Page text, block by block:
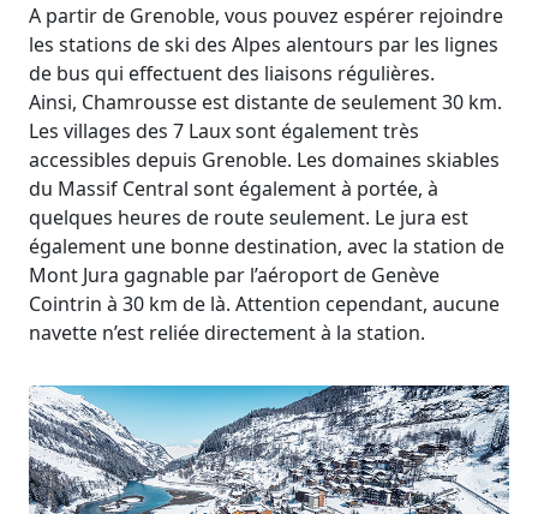
A partir de Grenoble, vous pouvez espérer rejoindre
les stations de ski des Alpes alentours par les lignes
de bus qui effectuent des liaisons régulières.
Ainsi, Chamrousse est distante de seulement 30 km.
Les villages des 7 Laux sont également très
accessibles depuis Grenoble. Les domaines skiables
du Massif Central sont également à portée, à
quelques heures de route seulement. Le jura est
également une bonne destination, avec la station de
Mont Jura gagnable par l’aéroport de Genève
Cointrin à 30 km de là. Attention cependant, aucune
navette n’est reliée directement à la station.